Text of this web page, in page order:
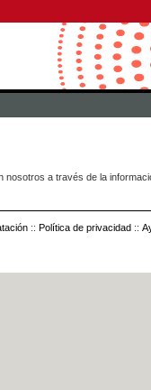
nosotros a través de la
:: Política de privacidad ::